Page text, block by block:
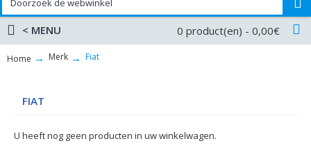
0 product(en) - 0,00€
< MENU
Home Merk Fiat
FIAT
U heeft nog geen producten in uw winkelwagen.